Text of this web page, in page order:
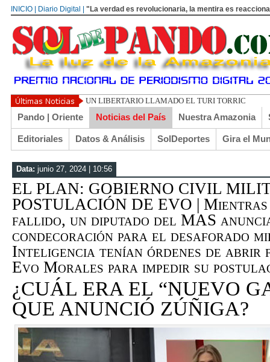
INICIO | Diario Digital | "La verdad es revolucionaria, la mentira es
UN LIBERTARIO LLAMADO EL TURI TORRICO
Pando | Oriente Noticias del País Nuestra Amazonia
Editoriales Datos & Análisis SolDeportes Gira el
Data: junio 27, 2024 | 10:56
EL PLAN: GOBIERNO CIVIL
POSTULACIÓN DE EVO |
fallido, un diputado del MAS
condecoración para el desaforado
Inteligencia tenían órdenes de abrir
Evo Morales para impedir su
¿CUÁL ERA EL “NUEVO
QUE ANUNCIÓ ZÚÑIGA?